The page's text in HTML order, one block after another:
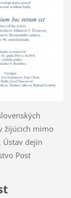
žijúcich mimo
Ústav dejín
Post